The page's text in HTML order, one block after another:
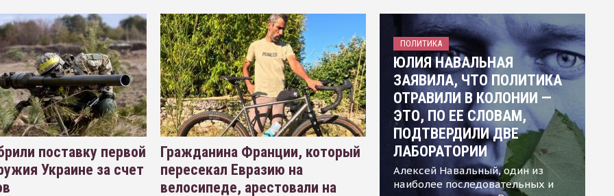
поставку первой
Украине за счет
Гражданина Франции, который
пересекал Евразию на
велосипеде, арестовали на
ПОЛИТИКА
ЮЛИЯ НАВАЛЬНАЯ
ЗАЯВИЛА, ЧТО ПОЛИТИКА
ОТРАВИЛИ В КОЛОНИИ —
ЭТО, ПО ЕЕ СЛОВАМ,
ПОДТВЕРДИЛИ ДВЕ
ЛАБОРАТОРИИ
Алексей Навальный, один из
наиболее последовательных и